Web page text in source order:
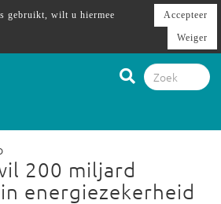
200 miljard
energiezekerheid
gebruikt, wilt u hiermee
Accepteer
Weiger